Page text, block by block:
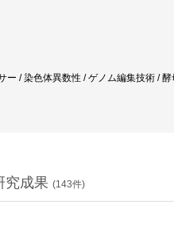
/ 染色体異数性 / ゲノム編集技術 /
究成果 (143件)